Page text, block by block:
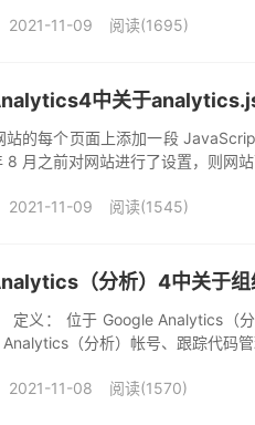
2021-11-09 阅读(1695)
中关于
站的每个页面上添加一段
8 月之前对网站进行了设置，则网
2021-11-09 阅读(1545)
（分析）4中关于组
定义： 位于 Google Analytics（
Analytics（分析）帐号、跟踪代码
2021-11-08 阅读(1570)